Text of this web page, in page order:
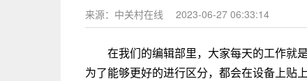
来源：中关村在线 2023-06-27 06:33:14
在我们的编辑部里，大家每天的工作就
为了能够更好的进行区分，都会在设备上贴